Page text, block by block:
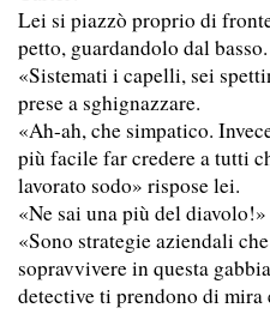
Lei si piazzò proprio di
petto, guardandolo dal
«Sistemati i capelli, sei
prese a sghignazzare.
«Ah-ah, che simpatico.
più facile far credere a tutti
lavorato sodo» rispose lei.
«Ne sai una più del diavolo!»
«Sono strategie aziendali
sopravvivere in questa
detective ti prendono di